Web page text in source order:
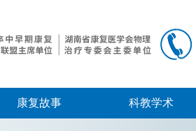
康复故事 科教学术